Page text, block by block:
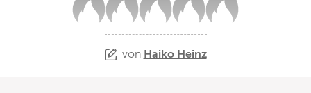
von Haiko Heinz